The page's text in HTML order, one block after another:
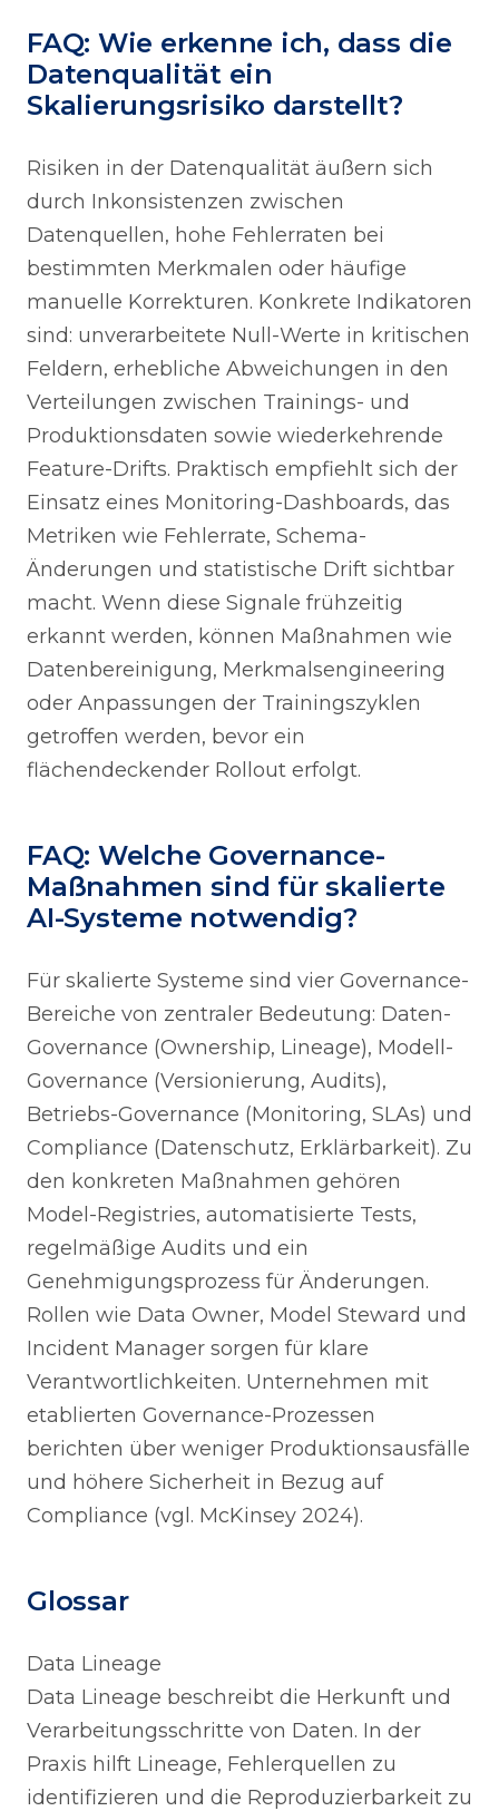
FAQ: Wie erkenne ich, dass die
Datenqualität ein
Skalierungsrisiko darstellt?
Risiken in der Datenqualität äußern sich
durch Inkonsistenzen zwischen
Datenquellen, hohe Fehlerraten bei
bestimmten Merkmalen oder häufige
manuelle Korrekturen. Konkrete Indikatoren
sind: unverarbeitete Null-Werte in kritischen
Feldern, erhebliche Abweichungen in den
Verteilungen zwischen Trainings- und
Produktionsdaten sowie wiederkehrende
Feature-Drifts. Praktisch empfiehlt sich der
Einsatz eines Monitoring-Dashboards, das
Metriken wie Fehlerrate, Schema-
Änderungen und statistische Drift sichtbar
macht. Wenn diese Signale frühzeitig
erkannt werden, können Maßnahmen wie
Datenbereinigung, Merkmalsengineering
oder Anpassungen der Trainingszyklen
getroffen werden, bevor ein
flächendeckender Rollout erfolgt.
FAQ: Welche Governance-
Maßnahmen sind für skalierte
AI-Systeme notwendig?
Für skalierte Systeme sind vier Governance-
Bereiche von zentraler Bedeutung: Daten-
Governance (Ownership, Lineage), Modell-
Governance (Versionierung, Audits),
Betriebs-Governance (Monitoring, SLAs) und
Compliance (Datenschutz, Erklärbarkeit). Zu
den konkreten Maßnahmen gehören
Model-Registries, automatisierte Tests,
regelmäßige Audits und ein
Genehmigungsprozess für Änderungen.
Rollen wie Data Owner, Model Steward und
Incident Manager sorgen für klare
Verantwortlichkeiten. Unternehmen mit
etablierten Governance-Prozessen
berichten über weniger Produktionsausfälle
und höhere Sicherheit in Bezug auf
Compliance (vgl. McKinsey 2024).
Glossar
Data Lineage
Data Lineage beschreibt die Herkunft und
Verarbeitungsschritte von Daten. In der
Praxis hilft Lineage, Fehlerquellen zu
identifizieren und die Reproduzierbarkeit zu